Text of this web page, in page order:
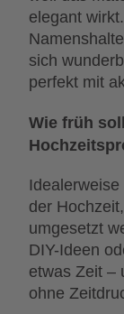
elegant
sich
perfekt mit
Wie früh
der
umgesetzt
DIY-Ideen
etwas Zeit –
ohne